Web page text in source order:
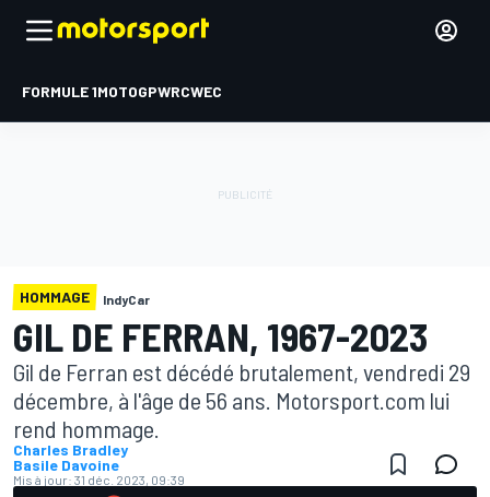
FORMULE 1MOTOGPWRCWEC
HOMMAGE IndyCar
GIL DE FERRAN, 1967-2023
Gil de Ferran est décédé brutalement, vendredi 29
décembre, à l'âge de 56 ans. Motorsport.com lui
rend hommage.
Charles Bradley
Basile Davoine
Mis à jour: 31 déc. 2023, 09:39